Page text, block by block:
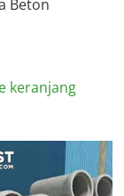
Beton
keranjang